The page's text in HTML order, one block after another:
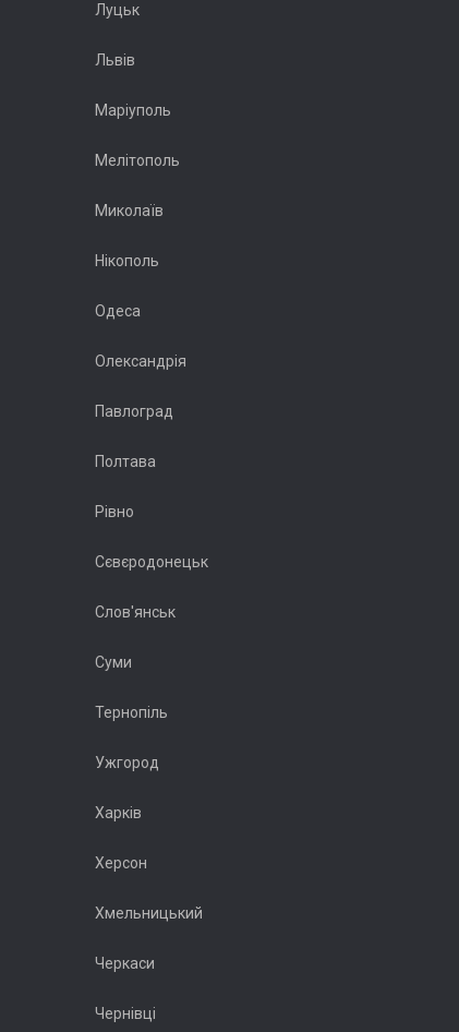
Луцьк
Львів
Маріуполь
Мелітополь
Миколаїв
Нікополь
Одеса
Олександрія
Павлоград
Полтава
Рівно
Сєвєродонецьк
Слов'янськ
Суми
Тернопіль
Ужгород
Харків
Херсон
Хмельницький
Черкаси
Чернівці